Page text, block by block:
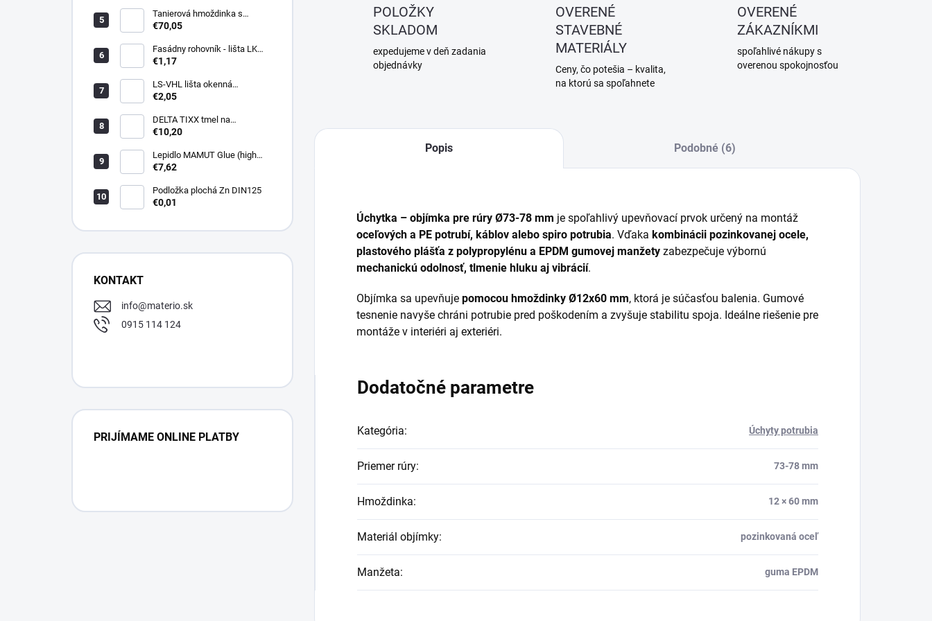
Tanierová hmoždinka s
kovovou skrutkou WKTHERM-
€70,05
Fasádny rohovník - lišta LK
PVC 2,5 m - LIKOV
€1,17
LS-VHL lišta okenná
začisťovacia s lamelou APU
€2,05
DELTA TIXX tmel na
parozábrany 310ml, dorken
€10,20
Lepidlo MAMUT Glue (high
track) 290 ml biele
€7,62
Podložka plochá Zn DIN125
€0,01
KONTAKT
info@materio.sk
0915 114 124
PRIJÍMAME ONLINE PLATBY
POLOŽKY
SKLADOM
expedujeme v deň zadania
objednávky
OVERENÉ
STAVEBNÉ
MATERIÁLY
Ceny, čo potešia – kvalita,
na ktorú sa spoľahnete
OVERENÉ
ZÁKAZNÍKMI
spoľahlivé nákupy s
overenou spokojnosťou
Popis Podobné (6)
Úchytka – objímka pre rúry Ø73-78 mm je spoľahlivý upevňovací prvok určený na montáž
oceľových a PE potrubí, káblov alebo spiro potrubia. Vďaka kombinácii pozinkovanej ocele,
plastového plášťa z polypropylénu a EPDM gumovej manžety zabezpečuje výbornú
mechanickú odolnosť, tlmenie hluku aj vibrácií.
Objímka sa upevňuje pomocou hmoždinky Ø12x60 mm, ktorá je súčasťou balenia. Gumové
tesnenie navyše chráni potrubie pred poškodením a zvyšuje stabilitu spoja. Ideálne riešenie pre
montáže v interiéri aj exteriéri.
Dodatočné parametre
Kategória: Úchyty potrubia
Priemer rúry: 73-78 mm
Hmoždinka: 12 × 60 mm
Materiál objímky: pozinkovaná oceľ
Manžeta: guma EPDM